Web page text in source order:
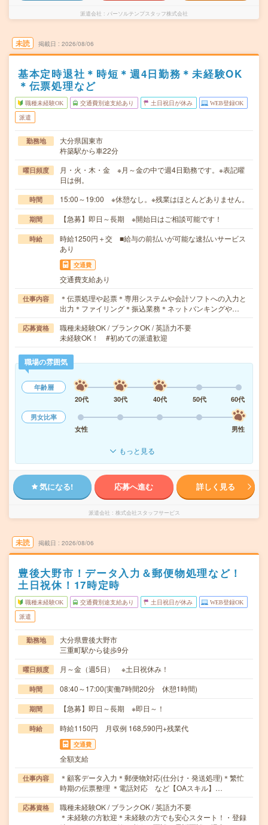
派遣会社 パーソルテンプスタッフ株式会社
未読 掲載日 2026/08/06
基本定時退社＊時短＊週4日勤務＊未経験OK
＊伝票処理など
職種未経験OK 交通費別途支給あり 土日祝日が休み WEB登録OK
派遣
勤務地
大分県国東市
杵築駅から車22分
曜日頻度
月・火・木・金 ※月～金の中で週4日勤務です。※表記曜
日は例。
時間 15:00～19:00 ※休憩なし。※残業はほとんどありません。
期間 【急募】即日～長期 ※開始日はご相談可能です！
時給
時給1250円＋交 ■給与の前払いが可能な速払いサービス
あり
交通費
交通費支給あり
仕事内容
＊伝票処理や起票＊専用システムや会計ソフトへの入力と
出力＊ファイリング＊振込業務＊ネットバンキングや…
応募資格
職種未経験OK / ブランクOK / 英語力不要
未経験OK！ #初めての派遣歓迎
職場の雰囲気
年齢層
20代
30代 40代 50代
60代
男女比率
女性
男性
もっと見る
気になる! 応募へ進む 詳しく見る
派遣会社 株式会社スタッフサービス
未読 掲載日 2026/08/06
豊後大野市！データ入力＆郵便物処理など！
土日祝休！17時定時
職種未経験OK 交通費別途支給あり 土日祝日が休み WEB登録OK
派遣
勤務地
大分県豊後大野市
三重町駅から徒歩9分
曜日頻度 月～金（週5日） ※土日祝休み！
時間 08:40～17:00(実働7時間20分 休憩1時間)
期間 【急募】即日～長期 ※即日～！
時給 時給1150円 月収例 168,590円+残業代
交通費
全額支給
仕事内容
＊顧客データ入力＊郵便物対応(仕分け・発送処理)＊繁忙
時期の伝票整理 ＊電話対応 など【OAスキル】…
応募資格
職種未経験OK / ブランクOK / 英語力不要
＊未経験の方歓迎＊未経験の方でも安心スタート！・登録